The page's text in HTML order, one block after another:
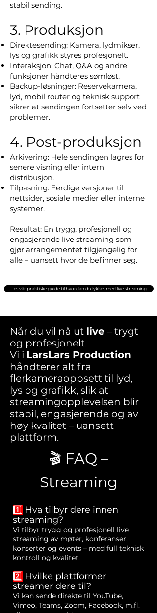
stabil sending.
3. Produksjon
Direktesending: Kamera, lydmikser,
lys og grafikk styres profesjonelt.
Interaksjon: Chat, Q&A og andre
funksjoner håndteres sømløst.
Backup-løsninger: Reservekamera,
lyd, mobil router og teknisk support
sikrer at sendingen fortsetter selv ved
problemer.
4. Post-produksjon​
Arkivering: Hele sendingen lagres for
senere visning eller intern
distribusjon.
Tilpasning: Ferdige versjoner til
nettsider, sosiale medier eller interne
systemer.
Resultat: En trygg, profesjonell og
engasjerende live streaming som
gjør arrangementet tilgjengelig for
alle – uansett hvor de befinner seg.
Les vår praktiske guide til hvordan du lykkes med live streaming
Når du vil nå ut live – trygt
og profesjonelt.
Vi i LarsLars Production
håndterer alt fra
flerkameraoppsett til lyd,
lys og grafikk, slik at
streamingopplevelsen blir
stabil, engasjerende og av
høy kvalitet – uansett
plattform.
🎬 FAQ –
Streaming
1️⃣ Hva tilbyr dere innen
streaming?
Vi tilbyr trygg og profesjonell live
streaming av møter, konferanser,
konserter og events – med full teknisk
kontroll og kvalitet.
2️⃣ Hvilke plattformer
streamer dere til?
Vi kan sende direkte til YouTube,
Vimeo, Teams, Zoom, Facebook, m.fl.